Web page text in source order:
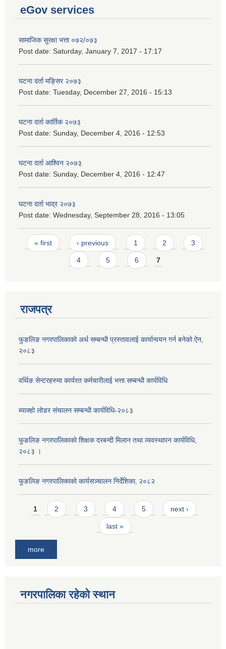
eGov services
सामाजिक सुरक्षा भत्ता ०७२/०७३
Post date: Saturday, January 7, 2017 - 17:17
घटना दर्ता मङ्सिर २०७३
Post date: Tuesday, December 27, 2016 - 15:13
घटना दर्ता कार्तिक २०७३
Post date: Sunday, December 4, 2016 - 12:53
घटना दर्ता आश्विन २०७३
Post date: Sunday, December 4, 2016 - 12:47
घटना दर्ता भाद्र २०७३
Post date: Wednesday, September 28, 2016 - 13:05
Pages
« first ‹ previous 1 2 3
4 5 6 7
राजपत्र
फुङलिङ नगरपालिकाको अर्थ सम्बन्धी प्रस्तावलाई कार्यान्वयन गर्न बनेको ऐन‚
२०८३
वर्थिङ सेन्टरहरुमा कार्यरत कर्मचारीलाई भत्ता सम्बन्धी कार्यविधि
ब्याक्हो लोडर संचालन सम्बन्धी कार्यविधि-२०८३
फुङलिङ नगरपालिकाको शिक्षक दरबन्दी मिलान तथा व्यवस्थापन कार्यविधि,
२०८३ ।
फुङलिङ नगरपालिकाको कार्यसञ्चालन निर्देशिका‚ २०८२
Pages
1 2 3 4 5 next ›
last »
more
नगरपालिका रहेको स्थान